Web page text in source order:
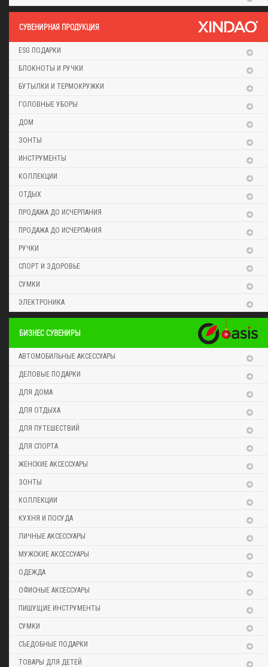
CУВЕНИРНАЯ ПРОДУКЦИЯ
ESG ПОДАРКИ
БЛОКНОТЫ И РУЧКИ
БУТЫЛКИ И ТЕРМОКРУЖКИ
ГОЛОВНЫЕ УБОРЫ
ДОМ
ЗОНТЫ
ИНСТРУМЕНТЫ
КОЛЛЕКЦИИ
ОТДЫХ
ПРОДАЖА ДО ИСЧЕРПАНИЯ
ПРОДАЖА ДО ИСЧЕРПАНИЯ
РУЧКИ
СПОРТ И ЗДОРОВЬЕ
СУМКИ
ЭЛЕКТРОНИКА
БИЗНЕС СУВЕНИРЫ
АВТОМОБИЛЬНЫЕ АКСЕССУАРЫ
ДЕЛОВЫЕ ПОДАРКИ
ДЛЯ ДОМА
ДЛЯ ОТДЫХА
ДЛЯ ПУТЕШЕСТВИЙ
ДЛЯ СПОРТА
ЖЕНСКИЕ АКСЕССУАРЫ
ЗОНТЫ
КОЛЛЕКЦИИ
КУХНЯ И ПОСУДА
ЛИЧНЫЕ АКСЕССУАРЫ
МУЖСКИЕ АКСЕССУАРЫ
ОДЕЖДА
ОФИСНЫЕ АКСЕССУАРЫ
ПИШУЩИЕ ИНСТРУМЕНТЫ
СУМКИ
СЪЕДОБНЫЕ ПОДАРКИ
ТОВАРЫ ДЛЯ ДЕТЕЙ